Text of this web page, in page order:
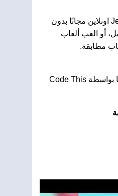
العب لعبة Jelly Island اونلاين مجانًا بدون
أو العب ألعاب
مطابقة.
هذه اللعبة تم تطويرها بواسطة Code This